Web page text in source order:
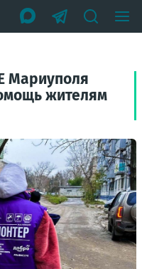
Мариуполя
жителям